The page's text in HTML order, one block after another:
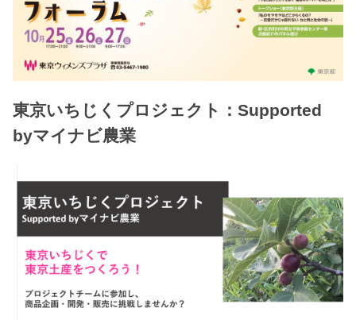
東京いちじくプロジェクト：Supported
byマイナビ農業